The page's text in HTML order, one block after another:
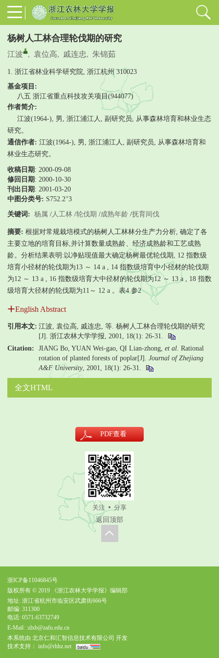
杨树人工林合理轮伐期的研究
江波 , 袁位高, 戚连忠, 朱锦茹
1. 浙江省林业科学研究院, 浙江杭州 310023
基金项目:
八五 浙江省重点科技攻关项目(944077)
作者简介:
江波(1964-), 男, 浙江浦江人, 副研究员, 从事森林培育和林业生态
研究。
通信作者: 江波(1964-), 男, 浙江浦江人, 副研究员, 从事森林培育和
林业生态研究。
收稿日期 : 2000-09-08
修回日期 : 2000-10-30
刊出日期 : 2001-03-20
中图分类号: S752.2+3
关键词: 杨属 / 人工林 /轮伐期 /成熟年龄 /抚育间伐
摘要: 根据对常规栽培模式的杨树人工林林分生产力分析, 确定了各
主要立地的培育目标,并计算数量成熟龄、经济成熟龄和工艺成熟
龄。分析结果表明:以净贴现值最大确定杨树最优轮伐期, 12 指数级
培育小径材的轮伐期为13 ～ 14 a , 14 指数级培育中小径材的轮伐期
为12 ～ 13 a , 16 指数级培育大中径材的轮伐期为12 ～ 13 a , 18 指数
级培育大径材的轮伐期为11～ 12 a 。表4 参2
English Abstract
引用本文: 江波, 袁位高, 戚连忠, 等. 杨树人工林合理轮伐期的研究
[J]. 浙江农林大学学报, 2001, 18(1): 26-31.
Citation:
JIANG Bo, YUAN Wei-gao, QI Lian-zhong, et al . Rational
rotation of planted forests of poplar[J]. Journal of Zhejiang
A&F University, 2001, 18(1): 26-31.
全文HTML
PDF查看
关注
分享
返回顶部
浙ICP备11046845号
版权所有 © 2019 《浙江农林大学学报》编辑部
地址: 浙江省杭州市临安区武肃街666号
邮编: 311300
电话: 0571-63732749
E-Mail: :zlxb@zafu.edu.cn
本系统由 北京仁和汇智信息技术有限公司 开发
技术支持： info@rhhz.net